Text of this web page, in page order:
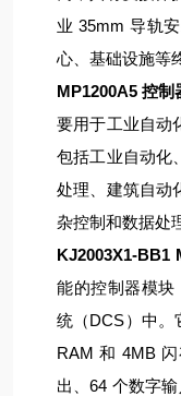
业 35mm 导轨
心、基础设施等
MP1200A5 控制
要用于工业自动
包括工业自动化
处理、建筑自动
杂控制和数据处
KJ2003X1-BB1
能的控制器模块
统（DCS）中。
RAM 和 4MB
出、64 个数字